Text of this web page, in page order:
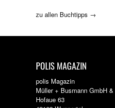
zu allen Buchtipps →
POLIS MAGAZIN
polis Magazin
Müller + Busmann GmbH
Hofaue 63